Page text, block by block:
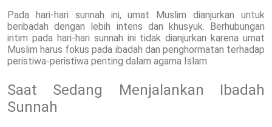
Pada hari-hari sunnah ini, umat Muslim dianjurkan untuk
beribadah dengan lebih intens dan khusyuk. Berhubungan
intim pada hari-hari sunnah ini tidak dianjurkan karena umat
Muslim harus fokus pada ibadah dan penghormatan terhadap
peristiwa-peristiwa penting dalam agama Islam.
Saat Sedang Menjalankan Ibadah
Sunnah